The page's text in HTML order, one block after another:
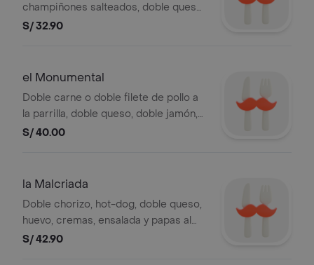
champiñones salteados, doble queso,
hierbas secas, huevo, cremas,
S/ 32.90
el Monumental
Doble carne o doble filete de pollo a
la parrilla, doble queso, doble jamón,
huevo, cremas, ensalada y papas al
S/ 40.00
la Malcriada
Doble chorizo, hot-dog, doble queso,
huevo, cremas, ensalada y papas al
hilo.
S/ 42.90